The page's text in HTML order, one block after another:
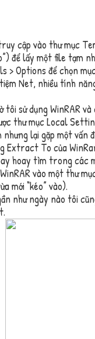
cập vào thư mục
để lấy một file tạm
> Options để chọn
Net, nhiều tính
tôi sử dụng WinRAR
thư mục Local
lại gặp một vấn
Extract To của
hoay tìm trong các
vào một thư
mới “kéo” vào).
như ngày nào tôi